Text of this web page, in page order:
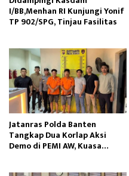
I/BB,Menhan RI Kunjungi Yonif
TP 902/SPG, Tinjau Fasilitas
Jatanras Polda Banten
Tangkap Dua Korlap Aksi
Demo di PEMI AW, Kuasa